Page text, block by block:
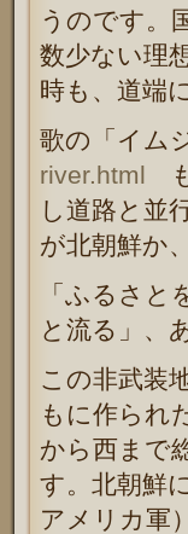
うのです。
数少ない理
時も、道端
歌の「イム
river.html
し道路と並
が北朝鮮か
「ふるさ
と流る」、
この非武装
もに作られ
から西まで
す。北朝鮮
アメリカ軍